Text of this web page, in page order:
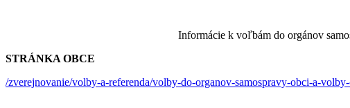
Informácie k voľbám do orgánov
STRÁNKA OBCE
/zverejnovanie/volby-a-referenda/volby-do-organov-samospravy-obci-a-